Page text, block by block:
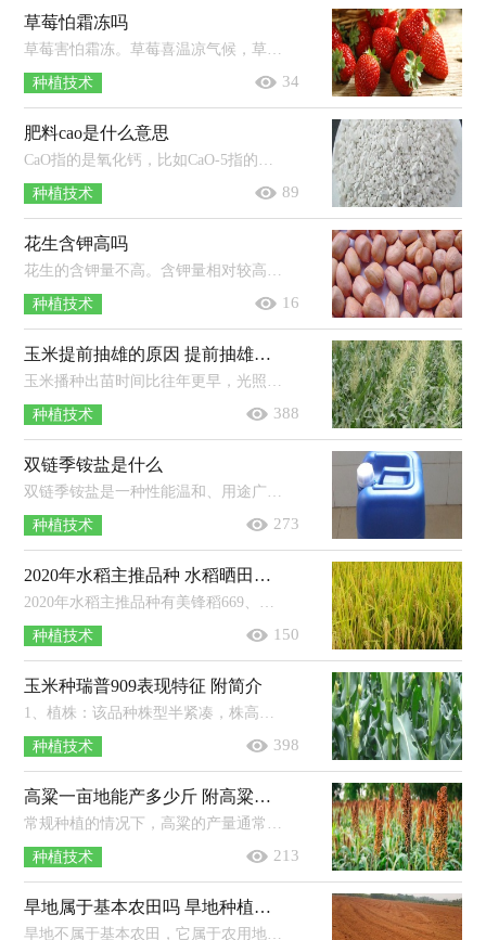
草莓怕霜冻吗
草莓害怕霜冻。草莓喜温凉气候，草莓根系生长温度为5-30℃，适温为15-22℃，茎叶生长适温为20-30℃，芽在零下15℃至10℃较易发生冻害，花芽...
种植技术 34
肥料cao是什么意思
CaO指的是氧化钙，比如CaO-5指的就是氧化钙（或钙元素）的含量为5%。氧化钙是一种无机化合物，俗名为生石灰，其物理性状是白色的粉末，不纯者...
种植技术 89
花生含钾高吗
花生的含钾量不高。含钾量相对较高的食物有：玉米、韭菜、黄豆芽、莴苣、鲤鱼、鲢鱼、黄鳝、瘦猪肉、羊肉、牛肉、猪腰、红枣、香蕉...
种植技术 16
玉米提前抽雄的原因 提前抽雄怎么办
玉米播种出苗时间比往年更早，光照不足，温度异常，土壤缺水干旱以及病虫害的侵害等都有可能会造成玉米提前抽雄；另外部分品种的玉米抽雄...
种植技术 388
双链季铵盐是什么
双链季铵盐是一种性能温和、用途广泛、毒性较低的消毒剂。特点：溶液无色透明，性质稳定，不挥发、不分解、无刺激性气味；使用后一般不会...
种植技术 273
2020年水稻主推品种 水稻晒田期是不是拔节期
2020年水稻主推品种有美锋稻669、宜香优2115、天优1177、广两优800和荃优822等。美锋稻669：它生育期为154天左右，属于中熟品种，在苗...
种植技术 150
玉米种瑞普909表现特征 附简介
种植技术 398
高粱一亩地能产多少斤 附高粱的种植方法
种植技术 213
旱地属于基本农田吗 旱地种植什么农作物好